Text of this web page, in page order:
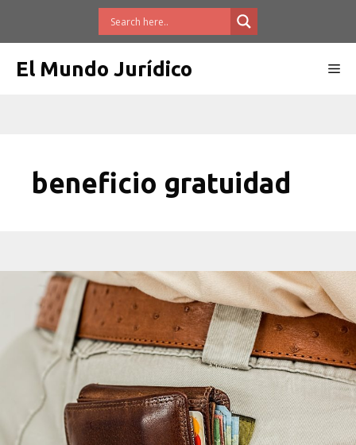
El Mundo Jurídico
beneficio gratuidad